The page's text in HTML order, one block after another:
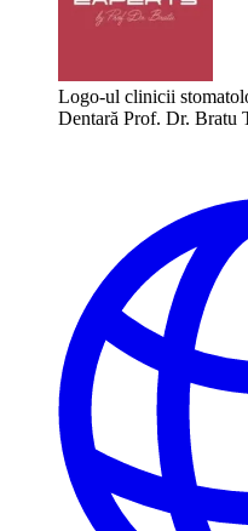
Logo-ul clinicii
Dentară Prof. Dr. Bratu